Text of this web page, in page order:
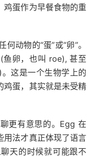
鸡蛋作为早餐食物的重
动物的“蛋”或“卵”。
卵，也叫 roe), 甚至
这是一个生物学上的
鸡蛋，其实就是未受精
更有意思的。Egg 在
用法才真正体现了语言
天的时候就可能跟不